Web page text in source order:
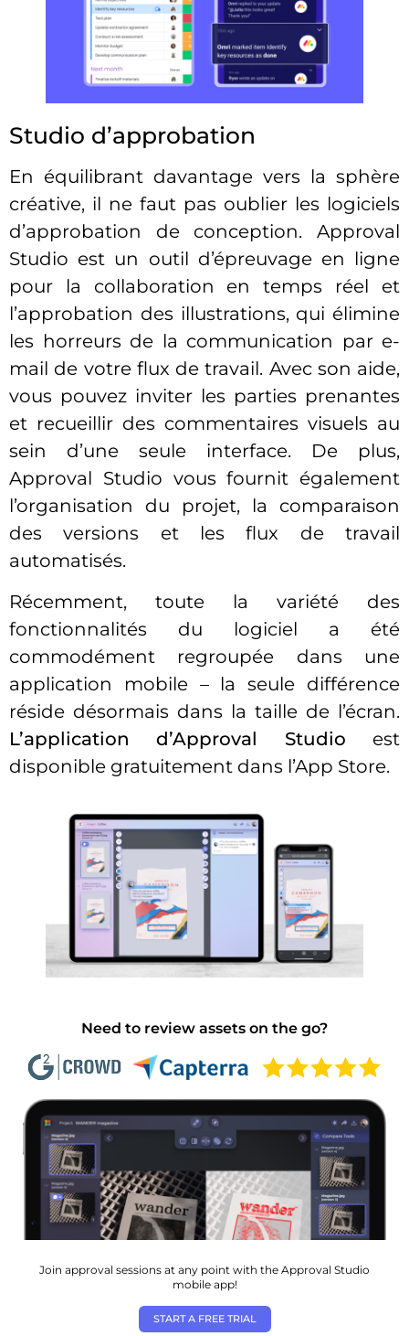
Studio d’approbation
En équilibrant davantage vers la sphère
créative, il ne faut pas oublier les logiciels
d’approbation de conception. Approval
Studio est un outil d’épreuvage en ligne
pour la collaboration en temps réel et
l’approbation des illustrations, qui élimine
les horreurs de la communication par e-
mail de votre flux de travail. Avec son aide,
vous pouvez inviter les parties prenantes
et recueillir des commentaires visuels au
sein d’une seule interface. De plus,
Approval Studio vous fournit également
l’organisation du projet, la comparaison
des versions et les flux de travail
automatisés.
Récemment, toute la variété des
fonctionnalités du logiciel a été
commodément regroupée dans une
application mobile – la seule différence
réside désormais dans la taille de l’écran.
L’application d’Approval Studio est
disponible gratuitement dans l’App Store.
Need to review assets on the go?
Join approval sessions at any point with the Approval Studio
mobile app!
START A FREE TRIAL